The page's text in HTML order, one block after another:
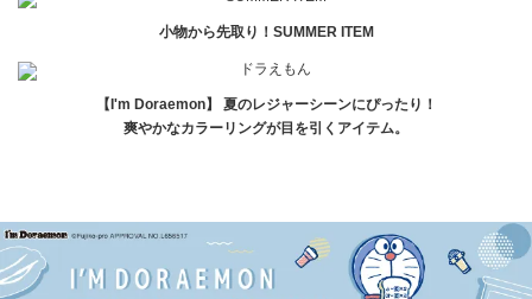
小物から先取り！SUMMER ITEM
【I'm Doraemon】 夏のレジャーシーンにぴったり！
爽やかなカラーリングが目を引くアイテム。